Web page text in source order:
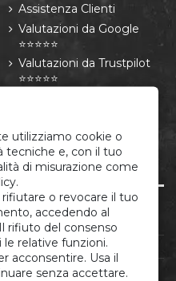
Assistenza Clienti
Valutazioni da Google
⭐⭐⭐⭐⭐
Valutazioni da Trustpilot
⭐⭐⭐⭐⭐
utilizziamo cookie o
tecniche e, con il tuo
di misurazione come
o revocare il tuo
accedendo al
rifiuto del consenso
relative funzioni.
acconsentire. Usa il
senza accettare.